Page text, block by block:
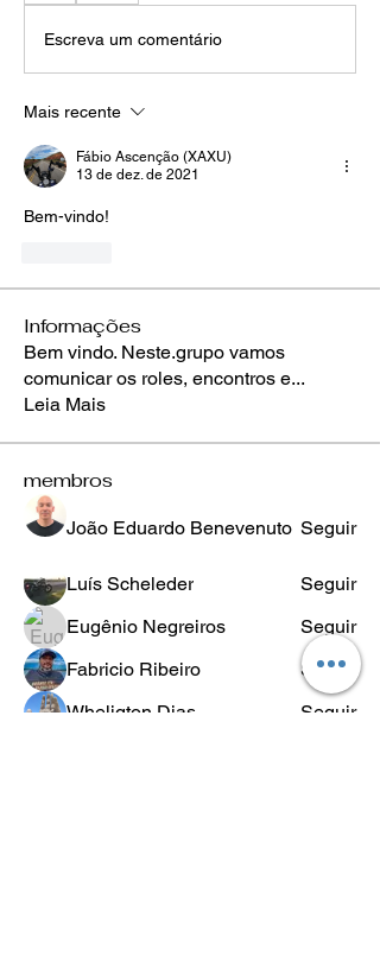
Escreva um comentário
Mais recente
Fábio Ascenção (XAXU)
13 de dez. de 2021
Bem-vindo!
Informações
Bem vindo. Neste.grupo vamos
comunicar os roles, encontros e...
Leia Mais
membros
João Eduardo Benevenuto Seguir
Luís Scheleder
Seguir
Eugênio Negreiros
Seguir
Fabricio Ribeiro
Seguir
Wheligton Dias
Seguir